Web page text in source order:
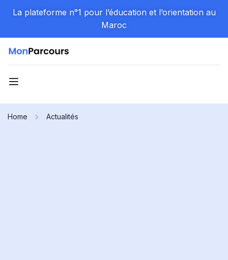
La plateforme n°1 pour l’éducation et l’orientation au
Maroc
Home Actualités